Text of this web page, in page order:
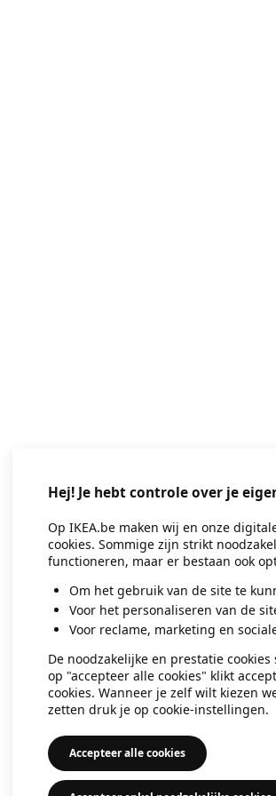
Application
Hej! Je hebt controle over je
Op IKEA.be maken wij en onze
cookies. Sommige zijn strikt
functioneren, maar er bestaan ook
Om het gebruik van de site te
Voor het personaliseren van de
Voor reclame, marketing en
De noodzakelijke en prestatie
op "accepteer alle cookies" klikt
cookies. Wanneer je zelf wilt kiezen
zetten druk je op cookie-instellingen.
Accepteer alle cookies